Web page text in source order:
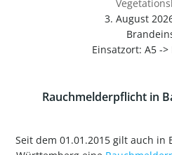
3. August
Einsatzort: A5 -
Rauchmelderpflicht in
Seit dem 01.01.2015 gilt auch in